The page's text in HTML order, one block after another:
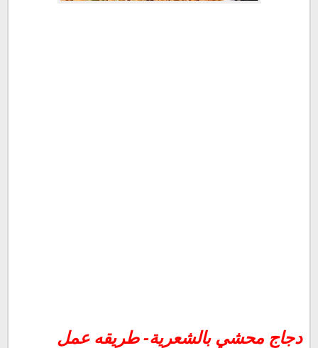
دجاج محشي بالشعرية- طريقه عمل